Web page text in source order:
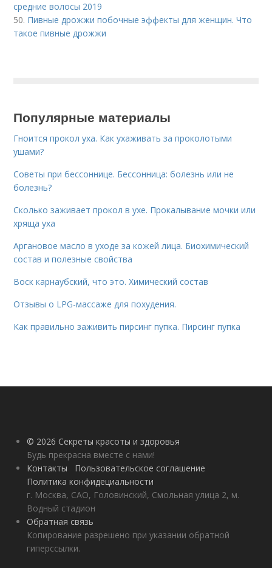
средние волосы 2019
50. Пивные дрожжи побочные эффекты для женщин. Что
такое пивные дрожжи
Популярные материалы
Гноится прокол уха. Как ухаживать за проколотыми
ушами?
Советы при бессоннице. Бессонница: болезнь или не
болезнь?
Сколько заживает прокол в ухе. Прокалывание мочки или
хряща уха
Аргановое масло в уходе за кожей лица. Биохимический
состав и полезные свойства
Воск карнаубский, что это. Химический состав
Отзывы о LPG-массаже для похудения.
Как правильно заживить пирсинг пупка. Пирсинг пупка
© 2026 Секреты красоты и здоровья
Будь прекрасна вместе с нами!
Контакты
Пользовательское соглашение
Политика конфидециальности
г. Москва, САО, Головинский, Смольная улица 2, м.
Водный стадион
Обратная связь
Копирование разрешено при указании обратной
гиперссылки.